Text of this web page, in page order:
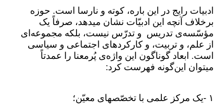
ادبیات رایج در این باره، کوته و نارسا است. حوزه
برخلاف آنچه این ادبیّات نشان میدهد، صرفاً یک
مؤسّسه‌ی تدریس وتدرّس نیست، بلکه مجموعه‌ای
از علم، و تربیت، و کارکردهای اجتماعی و سیاسی
است. ابعاد گوناگون این واژه‌ی پُرمعنا را عمدتاً
میتوان این‌گونه فهرست کرد:
۱ -یک مرکز علمی با تخصّصهای معیّن؛